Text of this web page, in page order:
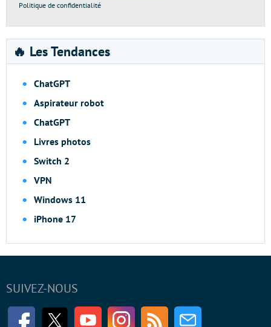
Politique de confidentialité
🔥 Les Tendances
ChatGPT
Aspirateur robot
ChatGPT
Livres photos
Switch 2
VPN
Windows 11
iPhone 17
SUIVEZ-NOUS
FacebookTwitter Youtube InstagramRSS Newsletter